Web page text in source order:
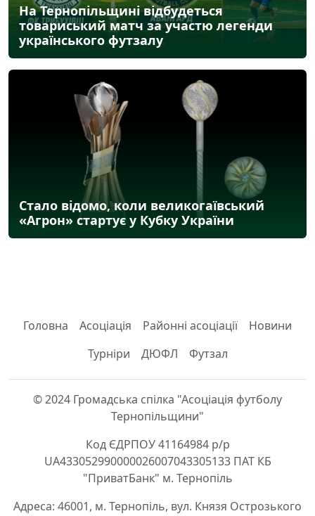
На Тернопільщині відбудеться
товариський матч за участю легенди
українського футзалу
Стало відомо, коли великогаївський
«Агрон» стартує у Кубку України
Головна Асоціація Районні асоціації
Новини
Турніри
ДЮФЛ Футзал
© 2024 Громадська спілка "Асоціація футболу
Тернопільщини"
Код ЄДРПОУ 41164984 р/р
UA433052990000026007043305133 ПАТ КБ
"ПриватБанк" м. Тернопіль
Адреса: 46001, м. Тернопіль, вул. Князя Острозького